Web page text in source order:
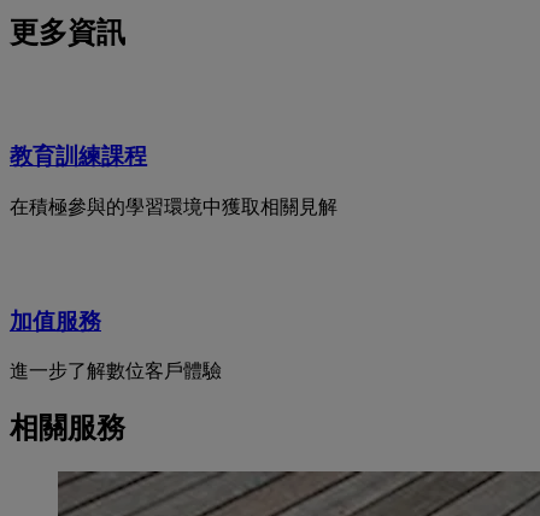
更多資訊
教育訓練課程
在積極參與的學習環境中獲取相關見解
加值服務
進一步了解數位客戶體驗
相關服務